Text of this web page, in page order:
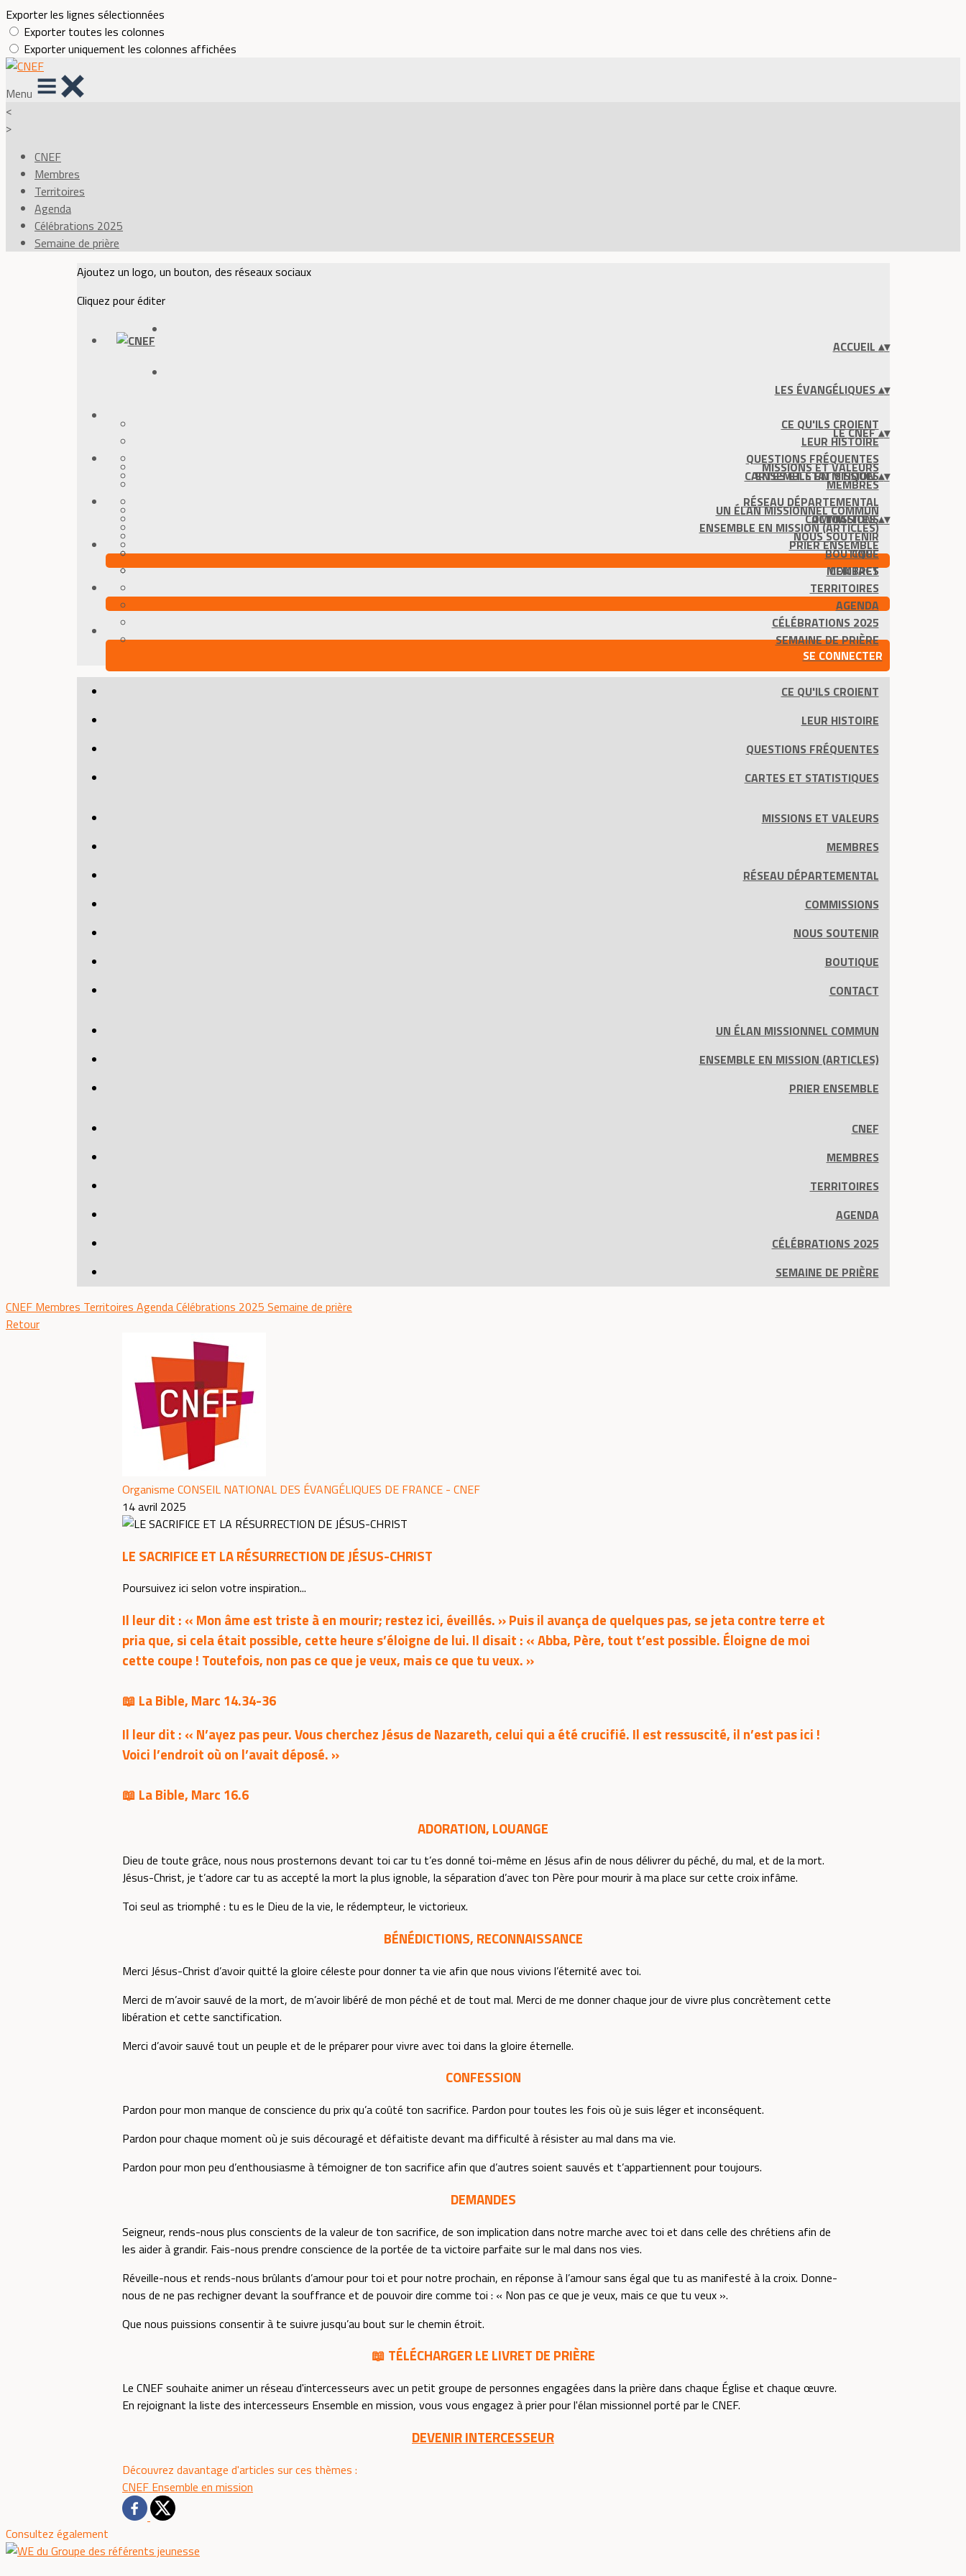
Exporter les lignes sélectionnées
Exporter toutes les colonnes
Exporter uniquement les colonnes affichées
Menu
<
>
CNEF
Membres
Territoires
Agenda
Célébrations 2025
Semaine de prière
Ajoutez un logo, un bouton, des réseaux sociaux
Cliquez pour éditer
ACCUEIL ▴▾
LES ÉVANGÉLIQUES ▴▾
CE QU'ILS CROIENT
LEUR HISTOIRE
QUESTIONS FRÉQUENTES
CARTES ET STATISTIQUES
LE CNEF▴▾
MISSIONS ET VALEURS
MEMBRES
RÉSEAU DÉPARTEMENTAL
COMMISSIONS
NOUS SOUTENIR
BOUTIQUE
CONTACT
ENSEMBLE EN MISSION▴▾
UN ÉLAN MISSIONNEL COMMUN
ENSEMBLE EN MISSION (ARTICLES)
PRIER ENSEMBLE
ACTUALITÉS▴▾
CNEF
MEMBRES
TERRITOIRES
AGENDA
CÉLÉBRATIONS 2025
SEMAINE DE PRIÈRE
SE CONNECTER
CE QU'ILS CROIENT
LEUR HISTOIRE
QUESTIONS FRÉQUENTES
CARTES ET STATISTIQUES
MISSIONS ET VALEURS
MEMBRES
RÉSEAU DÉPARTEMENTAL
COMMISSIONS
NOUS SOUTENIR
BOUTIQUE
CONTACT
UN ÉLAN MISSIONNEL COMMUN
ENSEMBLE EN MISSION (ARTICLES)
PRIER ENSEMBLE
CNEF
MEMBRES
TERRITOIRES
AGENDA
CÉLÉBRATIONS 2025
SEMAINE DE PRIÈRE
CNEF Membres Territoires AgendaCélébrations 2025 Semaine de prière
Retour
Organisme CONSEIL NATIONAL DES ÉVANGÉLIQUES DE FRANCE - CNEF
14 avril 2025
LE SACRIFICE ET LA RÉSURRECTION DE JÉSUS-CHRIST
Poursuivez ici selon votre inspiration...
Il leur dit : « Mon âme est triste à en mourir; restez ici, éveillés. » Puis il avança de quelques pas, se jeta contre terre et
pria que, si cela était possible, cette heure s’éloigne de lui. Il disait : « Abba, Père, tout t’est possible. Éloigne de moi
cette coupe ! Toutefois, non pas ce que je veux, mais ce que tu veux. »
📖 La Bible, Marc 14.34-36
Il leur dit : « N’ayez pas peur. Vous cherchez Jésus de Nazareth, celui qui a été crucifié. Il est ressuscité, il n’est pas ici !
Voici l’endroit où on l’avait déposé. »
📖 La Bible, Marc 16.6
ADORATION, LOUANGE
Dieu de toute grâce, nous nous prosternons devant toi car tu t’es donné toi-même en Jésus afin de nous délivrer du péché, du mal, et de la mort.
Jésus-Christ, je t’adore car tu as accepté la mort la plus ignoble, la séparation d’avec ton Père pour mourir à ma place sur cette croix infâme.
Toi seul as triomphé : tu es le Dieu de la vie, le rédempteur, le victorieux.
BÉNÉDICTIONS, RECONNAISSANCE
Merci Jésus-Christ d’avoir quitté la gloire céleste pour donner ta vie afin que nous vivions l’éternité avec toi.
Merci de m’avoir sauvé de la mort, de m’avoir libéré de mon péché et de tout mal. Merci de me donner chaque jour de vivre plus concrètement cette
libération et cette sanctification.
Merci d’avoir sauvé tout un peuple et de le préparer pour vivre avec toi dans la gloire éternelle.
CONFESSION
Pardon pour mon manque de conscience du prix qu’a coûté ton sacrifice. Pardon pour toutes les fois où je suis léger et inconséquent.
Pardon pour chaque moment où je suis découragé et défaitiste devant ma difficulté à résister au mal dans ma vie.
Pardon pour mon peu d’enthousiasme à témoigner de ton sacrifice afin que d’autres soient sauvés et t’appartiennent pour toujours.
DEMANDES
Seigneur, rends-nous plus conscients de la valeur de ton sacrifice, de son implication dans notre marche avec toi et dans celle des chrétiens afin de
les aider à grandir. Fais-nous prendre conscience de la portée de ta victoire parfaite sur le mal dans nos vies.
Réveille-nous et rends-nous brûlants d’amour pour toi et pour notre prochain, en réponse à l’amour sans égal que tu as manifesté à la croix. Donne-
nous de ne pas rechigner devant la souffrance et de pouvoir dire comme toi : « Non pas ce que je veux, mais ce que tu veux ».
Que nous puissions consentir à te suivre jusqu’au bout sur le chemin étroit.
📖 TÉLÉCHARGER LE LIVRET DE PRIÈRE
Le CNEF souhaite animer un réseau d'intercesseurs avec un petit groupe de personnes engagées dans la prière dans chaque Église et chaque œuvre.
En rejoignant la liste des intercesseurs Ensemble en mission, vous vous engagez à prier pour l'élan missionnel porté par le CNEF.
DEVENIR INTERCESSEUR
Découvrez davantage d'articles sur ces thèmes :
CNEF Ensemble en mission
Consultez également